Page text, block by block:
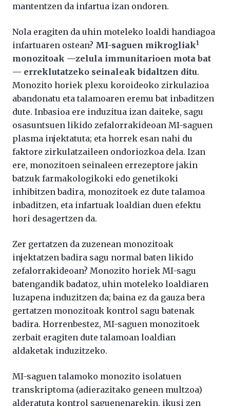
mantentzen da infartua izan ondoren.
Nola eragiten da uhin moteleko loaldi handiagoa
infartuaren ostean? MI-saguen mikrogliak1
monozitoak —zelula immunitarioen mota bat
— erreklutatzeko seinaleak bidaltzen ditu.
Monozito horiek plexu koroideoko zirkulazioa
abandonatu eta talamoaren eremu bat inbaditzen
dute. Inbasioa ere induzitua izan daiteke, sagu
osasuntsuen likido zefalorrakideoan MI-saguen
plasma injektatuta; eta horrek esan nahi du
faktore zirkulatzaileen ondoriozkoa dela. Izan
ere, monozitoen seinaleen errezeptore jakin
batzuk farmakologikoki edo genetikoki
inhibitzen badira, monozitoek ez dute talamoa
inbaditzen, eta infartuak loaldian duen efektu
hori desagertzen da.
Zer gertatzen da zuzenean monozitoak
injektatzen badira sagu normal baten likido
zefalorrakideoan? Monozito horiek MI-sagu
batengandik badatoz, uhin moteleko loaldiaren
luzapena induzitzen da; baina ez da gauza bera
gertatzen monozitoak kontrol sagu batenak
badira. Horrenbestez, MI-saguen monozitoek
zerbait eragiten dute talamoan loaldian
aldaketak induzitzeko.
MI-saguen talamoko monozito isolatuen
transkriptoma (adierazitako geneen multzoa)
alderatuta kontrol saguenenarekin, ikusi zen